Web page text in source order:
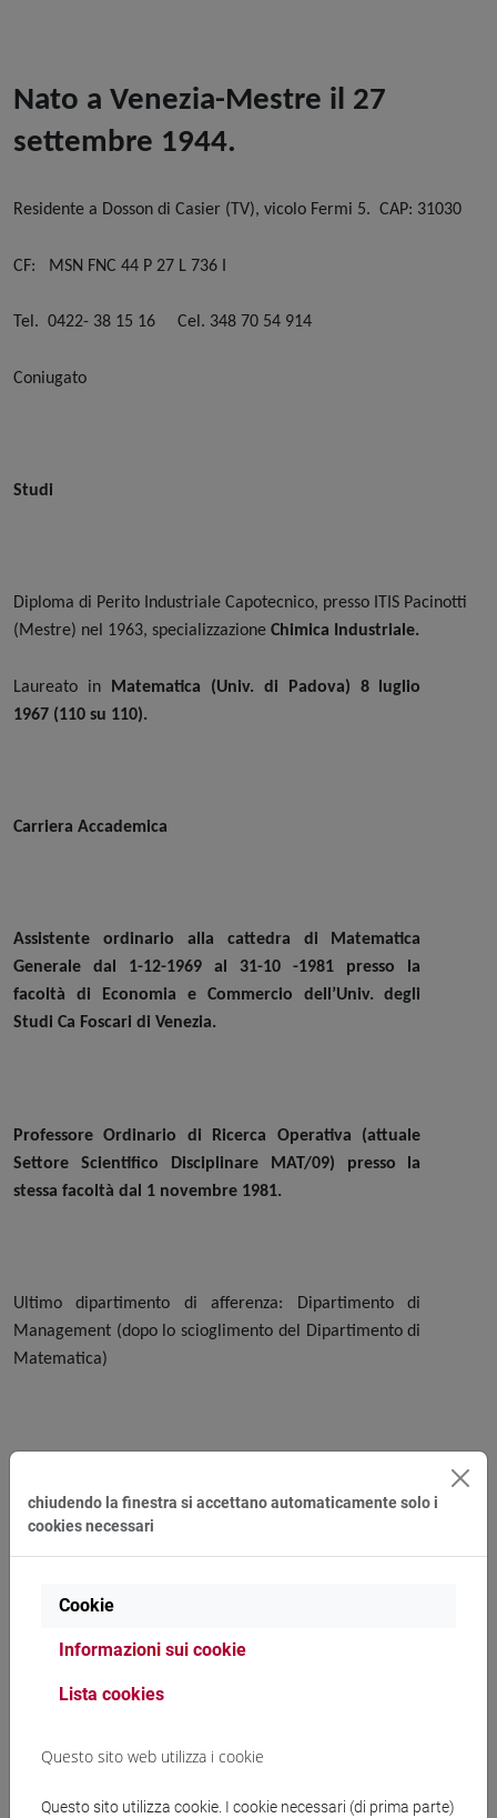
Nato a Venezia-Mestre il 27
settembre 1944.
Residente a Dosson di Casier (TV), vicolo Fermi 5. CAP: 31030
CF: MSN FNC 44 P 27 L 736 I
Tel. 0422- 38 15 16 Cel. 348 70 54 914
Coniugato
Studi
Diploma di Perito Industriale Capotecnico, presso ITIS Pacinotti
(Mestre) nel 1963, specializzazione Chimica Industriale.
Laureato in
Matematica (Univ. di Padova) 8 luglio
1967 (110 su 110).
Carriera Accademica
Assistente ordinario alla cattedra di Matematica
Generale dal 1-12-1969 al 31-10 -1981 presso la
facoltà di Economia e Commercio dell’Univ. degli
Studi Ca Foscari di Venezia.
Professore Ordinario di Ricerca Operativa (attuale
Settore Scientifico Disciplinare MAT/09) presso la
stessa facoltà dal 1 novembre 1981.
Ultimo dipartimento di afferenza: Dipartimento di
Management (dopo lo scioglimento del Dipartimento di
Matematica)
età.
Informatica dal 1985 al 1989.
chiudendo la finestra si accettano automaticamente solo i
cookies necessari
Cookie
Informazioni sui cookie
Lista cookies
Questo sito web utilizza i cookie
Questo sito utilizza cookie. I cookie necessari (di prima parte)